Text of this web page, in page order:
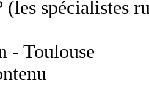
spécialistes
- Toulouse